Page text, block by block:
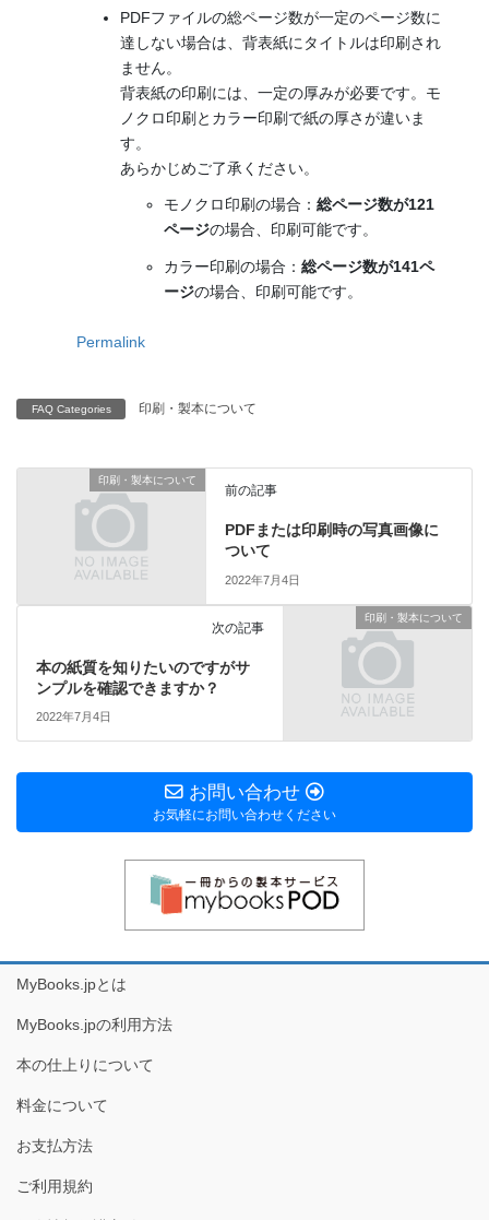
PDFファイルの総ページ数が一定のページ数に
達しない場合は、背表紙にタイトルは印刷され
ません。
背表紙の印刷には、一定の厚みが必要です。モ
ノクロ印刷とカラー印刷で紙の厚さが違いま
す。
あらかじめご了承ください。
モノクロ印刷の場合： 総ページ数が121
ページの場合、印刷可能です。
カラー印刷の場合： 総ページ数が141ペ
ージの場合、印刷可能です。
Permalink
FAQ Categories 印刷・製本について
印刷・製本について
前の記事
PDFまたは印刷時の写真画像に
ついて
2022年7月4日
印刷・製本について
次の記事
本の紙質を知りたいのですがサ
ンプルを確認できますか？
2022年7月4日
お問い合わせ
お気軽にお問い合わせください
MyBooks.jpとは
MyBooks.jpの利用方法
本の仕上りについて
料金について
お支払方法
ご利用規約